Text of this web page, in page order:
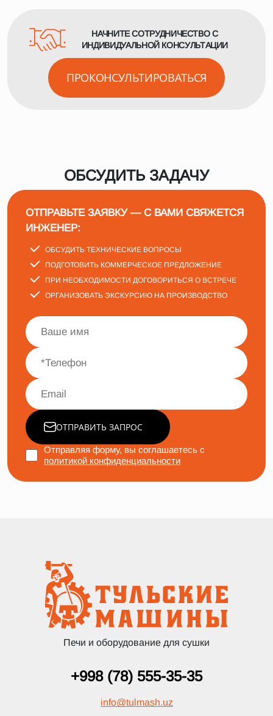
НАЧНИТЕ СОТРУДНИЧЕСТВО С
ИНДИВИДУАЛЬНОЙ КОНСУЛЬТАЦИИ
ПРОКОНСУЛЬТИРОВАТЬСЯ
ОБСУДИТЬ ЗАДАЧУ
ОТПРАВЬТЕ ЗАЯВКУ — С ВАМИ СВЯЖЕТСЯ
ИНЖЕНЕР:
ОБСУДИТЬ ТЕХНИЧЕСКИЕ ВОПРОСЫ
ПОДГОТОВИТЬ КОММЕРЧЕСКОЕ ПРЕДЛОЖЕНИЕ
ПРИ НЕОБХОДИМОСТИ ДОГОВОРИТЬСЯ О ВСТРЕЧЕ
ОРГАНИЗОВАТЬ ЭКСКУРСИЮ НА ПРОИЗВОДСТВО
ОТПРАВИТЬ ЗАПРОС
Отправляя форму, вы соглашаетесь с
политикой конфиденциальности
Печи и оборудование для сушки
+998 (78) 555-35-35
info@tulmash.uz